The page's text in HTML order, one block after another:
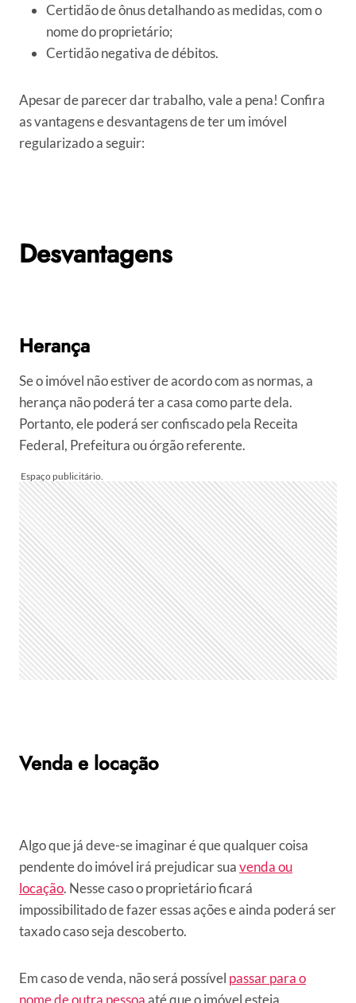
Certidão de ônus detalhando as medidas, com o
nome do proprietário;
Certidão negativa de débitos.
Apesar de parecer dar trabalho, vale a pena! Confira
as vantagens e desvantagens de ter um imóvel
regularizado a seguir:
Desvantagens
Herança
Se o imóvel não estiver de acordo com as normas, a
herança não poderá ter a casa como parte dela.
Portanto, ele poderá ser confiscado pela Receita
Federal, Prefeitura ou órgão referente.
Venda e locação
Algo que já deve-se imaginar é que qualquer coisa
pendente do imóvel irá prejudicar suavenda ou
locação. Nesse caso o proprietário ficará
impossibilitado de fazer essas ações e ainda poderá ser
taxado caso seja descoberto.
Em caso de venda, não será possível passar para o
nome de outra pessoaaté que o imóvel esteja